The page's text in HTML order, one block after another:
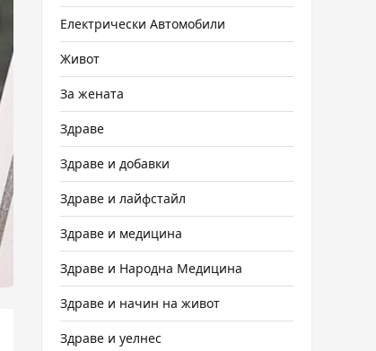
Електрически Автомобили
Живот
За жената
Здраве
Здраве и добавки
Здраве и лайфстайл
Здраве и медицина
Здраве и Народна Медицина
Здраве и начин на живот
Здраве и уелнес